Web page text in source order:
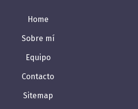
Home
Sobre mí
Equipo
Contacto
Sitemap